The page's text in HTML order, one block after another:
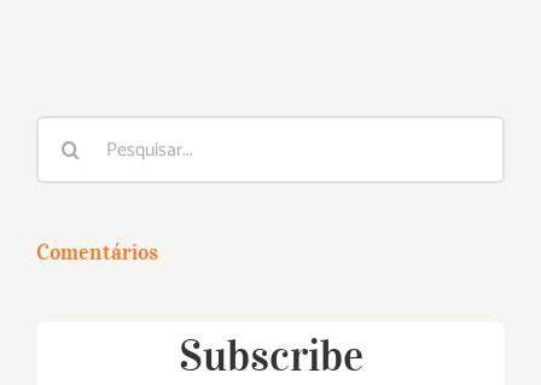
Buscar
resultados
Comentários
Subscribe